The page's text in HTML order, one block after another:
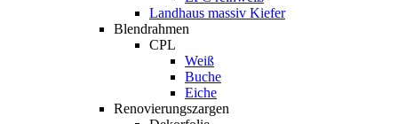
Landhaus massiv Kiefer
Blendrahmen
CPL
Weiß
Buche
Eiche
Renovierungszargen